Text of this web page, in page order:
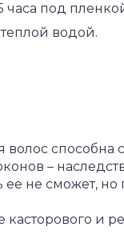
часа под
водой.
волос
–
ее не сможет,
касторового и